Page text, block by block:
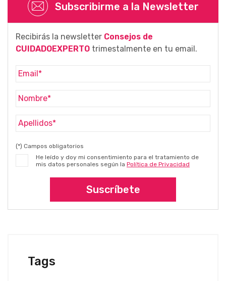
Subscribirme a la Newsletter
Recibirás la newsletter Consejos de
CUIDADOEXPERTO trimestalmente en tu email.
(*) Campos obligatorios
He leído y doy mi consentimiento para el tratamiento de
mis datos personales según la Política de Privacidad
Suscríbete
Tags